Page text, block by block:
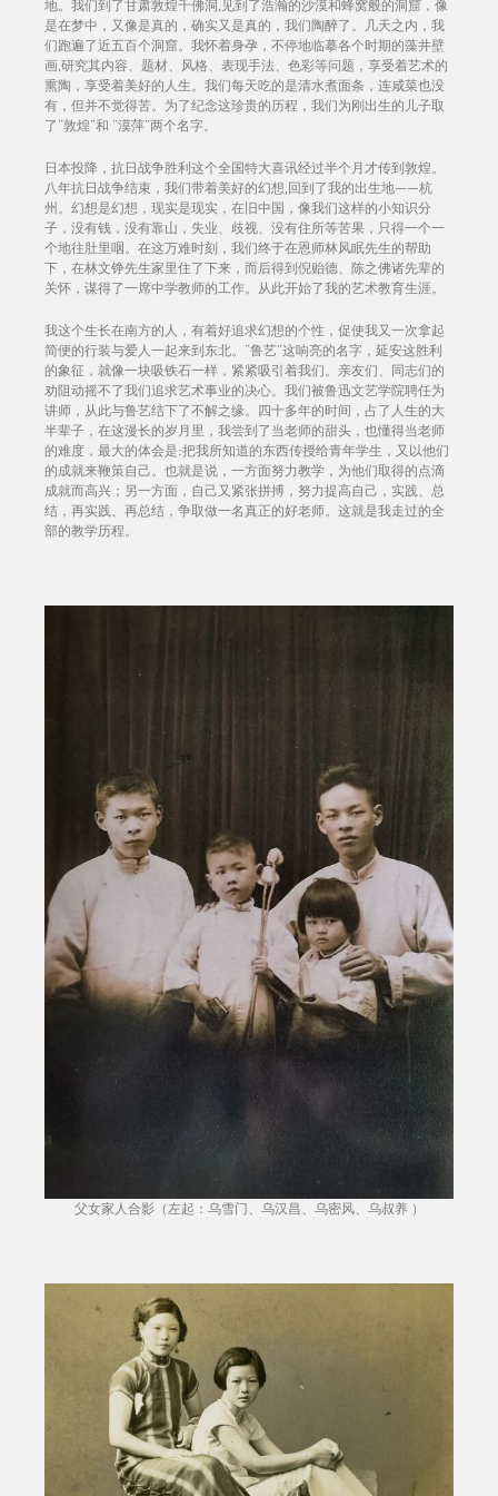
地。我们到了甘肃敦煌千佛洞,见到了浩瀚的沙漠和蜂窝般的洞窟，像
是在梦中，又像是真的，确实又是真的，我们陶醉了。几天之内，我
们跑遍了近五百个洞窟。我怀着身孕，不停地临摹各个时期的藻井壁
画,研究其内容、题材、风格、表现手法、色彩等问题，享受着艺术的
熏陶，享受着美好的人生。我们每天吃的是清水煮面条，连咸菜也没
有，但并不觉得苦。为了纪念这珍贵的历程，我们为刚出生的儿子取
了“敦煌”和 “漠萍”两个名字。
日本投降，抗日战争胜利这个全国特大喜讯经过半个月才传到敦煌。
八年抗日战争结束，我们带着美好的幻想,回到了我的出生地——杭
州。幻想是幻想，现实是现实，在旧中国，像我们这样的小知识分
子，没有钱，没有靠山，失业、歧视、没有住所等苦果，只得一个一
个地往肚里咽。在这万难时刻，我们终于在恩师林风眠先生的帮助
下，在林文铮先生家里住了下来，而后得到倪贻德、陈之佛诸先辈的
关怀，谋得了一席中学教师的工作。从此开始了我的艺术教育生涯。
我这个生长在南方的人，有着好追求幻想的个性，促使我又一次拿起
简便的行装与爱人一起来到东北。“鲁艺”这响亮的名字，延安这胜利
的象征，就像一块吸铁石一样，紧紧吸引着我们。亲友们、同志们的
劝阻动摇不了我们追求艺术事业的决心。我们被鲁迅文艺学院聘任为
讲师，从此与鲁艺结下了不解之缘。四十多年的时间，占了人生的大
半辈子，在这漫长的岁月里，我尝到了当老师的甜头，也懂得当老师
的难度，最大的体会是:把我所知道的东西传授给青年学生，又以他们
的成就来鞭策自己。也就是说，一方面努力教学，为他们取得的点滴
成就而高兴；另一方面，自己又紧张拼搏，努力提高自己，实践、总
结，再实践、再总结，争取做一名真正的好老师。这就是我走过的全
部的教学历程。
父女家人合影（左起：乌雪门、乌汉昌、乌密风、乌叔养 ）